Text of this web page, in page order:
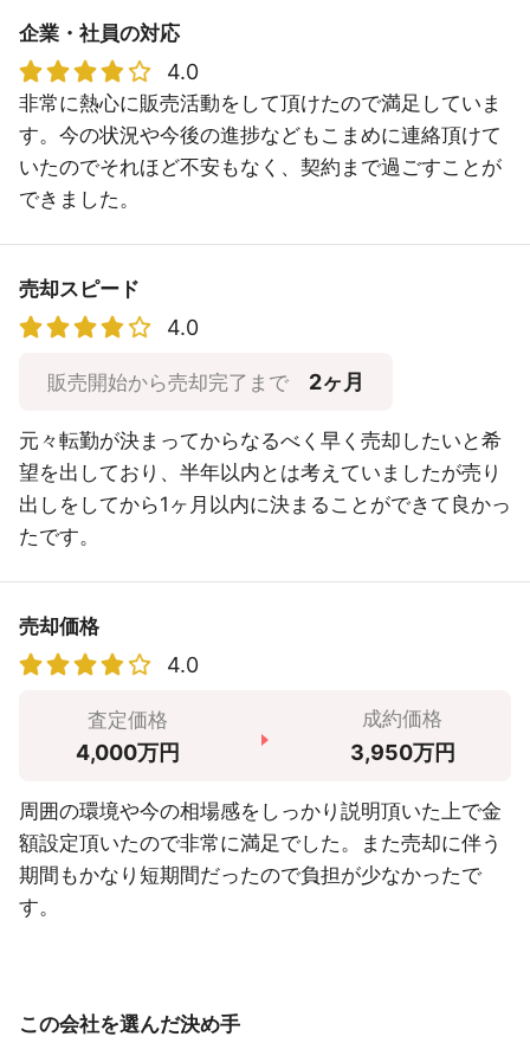
企業・社員の対応
4.0
非常に熱心に販売活動をして頂けたので満足していま
す。今の状況や今後の進捗などもこまめに連絡頂けて
いたのでそれほど不安もなく、契約まで過ごすことが
できました。
売却スピード
4.0
販売開始から売却完了まで 2ヶ月
元々転勤が決まってからなるべく早く売却したいと希
望を出しており、半年以内とは考えていましたが売り
出しをしてから1ヶ月以内に決まることができて良かっ
たです。
売却価格
4.0
査定価格
4,000万円
成約価格
3,950万円
周囲の環境や今の相場感をしっかり説明頂いた上で金
額設定頂いたので非常に満足でした。また売却に伴う
期間もかなり短期間だったので負担が少なかったで
す。
この会社を選んだ決め手